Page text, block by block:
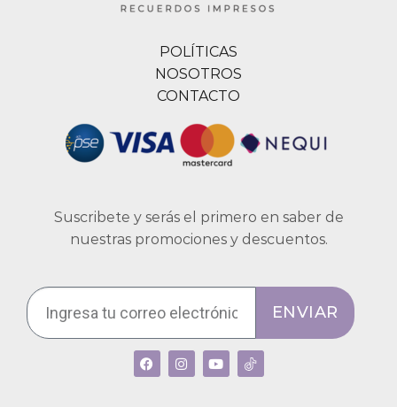
POLÍTICAS
NOSOTROS
CONTACTO
Suscribete y serás el primero en saber de
nuestras promociones y descuentos.
ENVIAR